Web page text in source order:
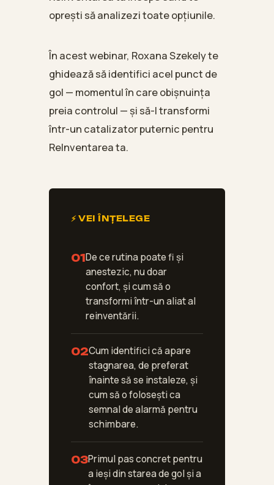
oprești să analizezi toate opțiunile.
În acest webinar, Roxana Szekely te
ghidează să identifici acel punct de
gol — momentul în care obișnuința
preia controlul — și să-l transformi
într-un catalizator puternic pentru
ReInventarea ta.
⚡ VEI ÎNȚELEGE
01 De ce rutina poate fi și
anestezic, nu doar
confort, și cum să o
transformi într-un aliat al
reinventării.
02Cum identifici că apare
stagnarea, de preferat
înainte să se instaleze, și
cum să o folosești ca
semnal de alarmă pentru
schimbare.
03Primul pas concret pentru
a ieși din starea de gol și a